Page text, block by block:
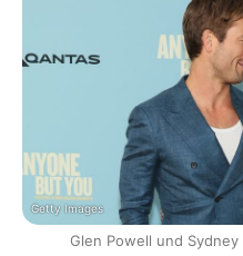
Getty Images
Glen Powell und